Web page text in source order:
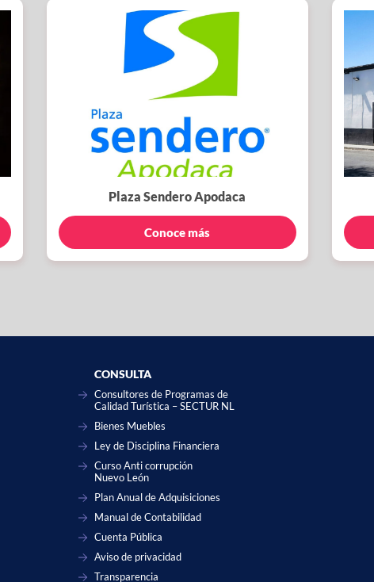
Plaza Sendero Apodaca
Conoce más
CONSULTA
Consultores de Programas de
Calidad Turística – SECTUR NL
Bienes Muebles
Ley de Disciplina Financiera
Curso Anti corrupción
Nuevo León
Plan Anual de Adquisiciones
Manual de Contabilidad
Cuenta Pública
Aviso de privacidad
Transparencia